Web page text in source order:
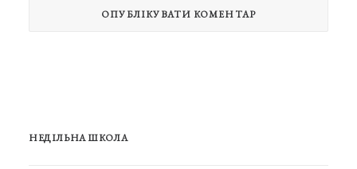
НЕДІЛЬНА ШКОЛА